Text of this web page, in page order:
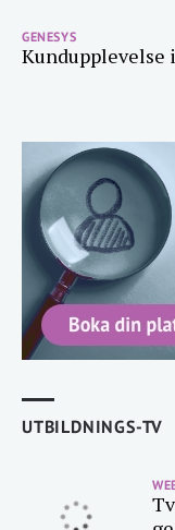
GENESYS
Kundupplevelse
UTBILDNINGS-TV